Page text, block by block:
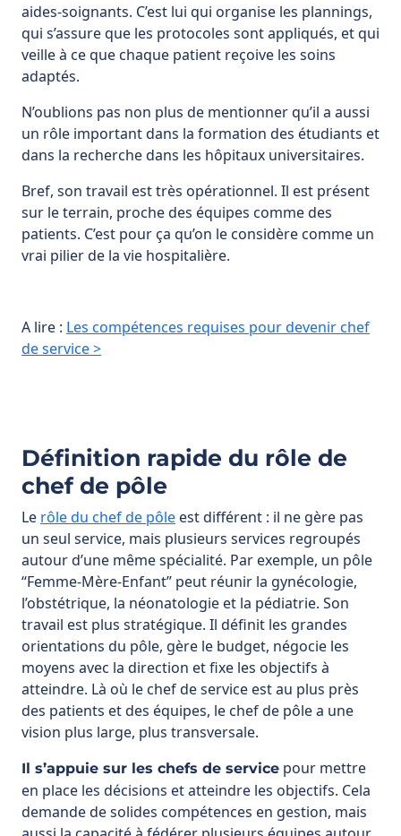
aides-soignants. C’est lui qui organise les plannings,
qui s’assure que les protocoles sont appliqués, et qui
veille à ce que chaque patient reçoive les soins
adaptés.
N’oublions pas non plus de mentionner qu’il a aussi
un rôle important dans la formation des étudiants et
dans la recherche dans les hôpitaux universitaires.
Bref, son travail est très opérationnel. Il est présent
sur le terrain, proche des équipes comme des
patients. C’est pour ça qu’on le considère comme un
vrai pilier de la vie hospitalière.
A lire : Les compétences requises pour devenir chef
de service >
Définition rapide du rôle de
chef de pôle
Le rôle du chef de pôle est différent : il ne gère pas
un seul service, mais plusieurs services regroupés
autour d’une même spécialité. Par exemple, un pôle
“Femme-Mère-Enfant” peut réunir la gynécologie,
l’obstétrique, la néonatologie et la pédiatrie. Son
travail est plus stratégique. Il définit les grandes
orientations du pôle, gère le budget, négocie les
moyens avec la direction et fixe les objectifs à
atteindre. Là où le chef de service est au plus près
des patients et des équipes, le chef de pôle a une
vision plus large, plus transversale.
Il s’appuie sur les chefs de service pour mettre
en place les décisions et atteindre les objectifs. Cela
demande de solides compétences en gestion, mais